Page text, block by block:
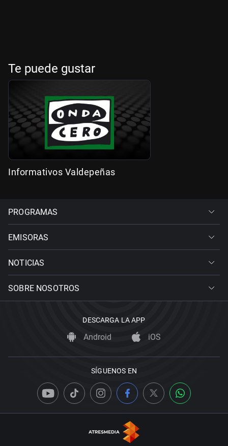
Te puede gustar
Informativos Valdepeñas
PROGRAMAS
EMISORAS
NOTICIAS
SOBRE NOSOTROS
DESCARGA LA APP
Android iOS
SÍGUENOS EN